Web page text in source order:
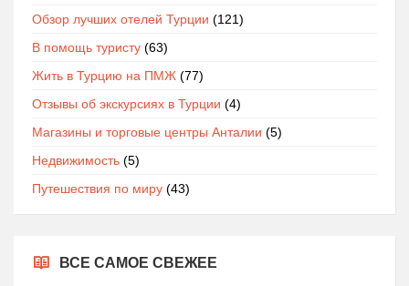
Обзор лучших отелей Турции (121)
В помощь туристу (63)
Жить в Турцию на ПМЖ (77)
Отзывы об экскурсиях в Турции (4)
Магазины и торговые центры Анталии (5)
Недвижимость (5)
Путешествия по миру (43)
ВСЕ САМОЕ СВЕЖЕЕ